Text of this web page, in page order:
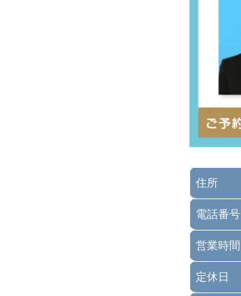
住所
電話番号
営業時間
定休日